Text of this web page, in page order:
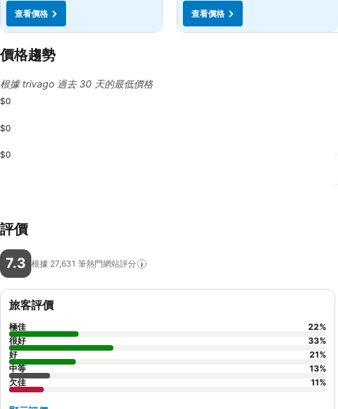
查看價格
查看價格
價格趨勢
根據 trivago 過去 30 天的最低價格
$0
$0
$0
評價
7.3 根據 27,631 筆熱門網站評分
旅客評價
極佳 22%
很好
33%
好
21%
中等
13%
欠佳
11%